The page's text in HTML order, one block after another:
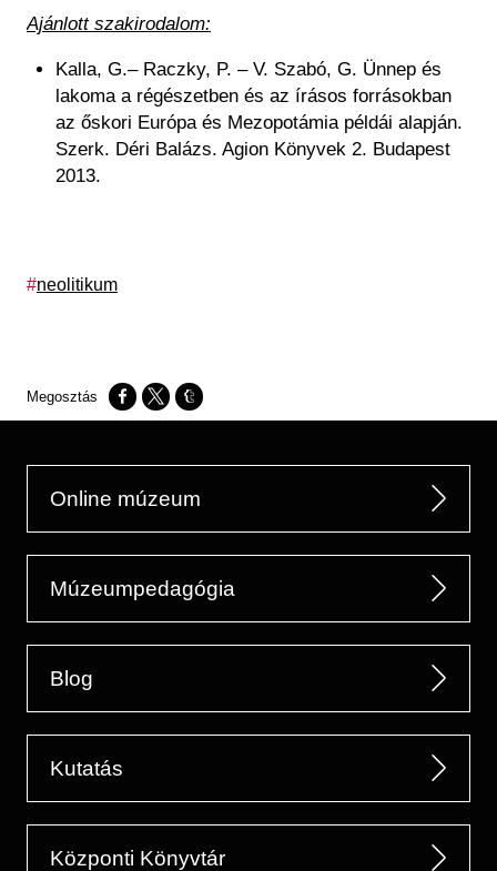
Ajánlott szakirodalom:
Kalla, G.– Raczky, P. – V. Szabó, G. Ünnep és
lakoma a régészetben és az írásos forrásokban
az őskori Európa és Mezopotámia példái alapján.
Szerk. Déri Balázs. Agion Könyvek 2. Budapest
2013.
Címkék
neolitikum
Opens in a new window
Opens in a new window
Opens in a new window
Online múzeum
Múzeumpedagógia
Blog
Kutatás
Központi Könyvtár